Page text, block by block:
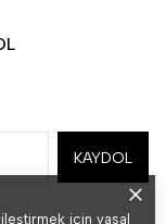
için yasal
KAYDOL